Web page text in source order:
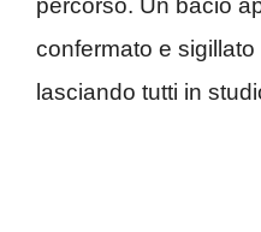
percorso. Un bacio
confermato e
lasciando tutti in